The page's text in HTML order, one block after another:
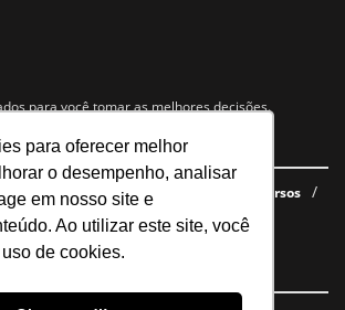
para oferecer melhor
o desempenho, analisar
em nosso site e
Ao utilizar este site, você
de cookies.
para você tomar as melhores decisões.
Quem somos E-books gratuitos
Cursos